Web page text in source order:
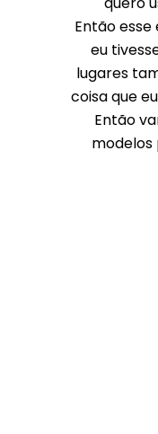
Então esse
eu
lugares
coisa que
Então
modelos